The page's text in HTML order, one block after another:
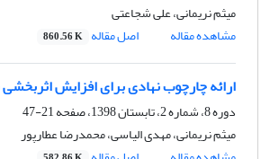
میثم نریمانی، علی شجاعتی
مشاهده مقاله
اصل مقاله 860.56 K
ارائه چارچوب نهادی برای افزایش
دوره 8، شماره 2، تابستان 1398، صفحه
21-47
میثم نریمانی، مهدی الیاسی، محمدرضا عطارپور